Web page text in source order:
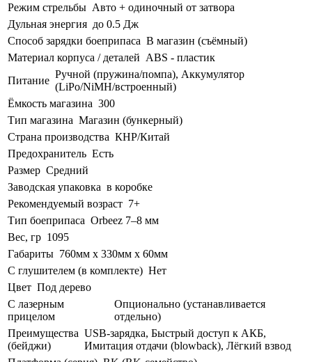
Режим стрельбы Авто + одиночный от затвора
Дульная энергия до 0.5 Дж
Способ зарядки боеприпаса В магазин (съёмный)
Материал корпуса / деталей ABS - пластик
Питание
Ручной (пружина/помпа), Аккумулятор
(LiPo/NiMH/встроенный)
Ёмкость магазина 300
Тип магазина Магазин (бункерный)
Страна производства КНР/Китай
Предохранитель Есть
Размер Средний
Заводская упаковка в коробке
Рекомендуемый возраст 7+
Тип боеприпаса Orbeez 7–8 мм
Вес, гр 1095
Габариты 760мм х 330мм х 60мм
С глушителем (в комплекте) Нет
Цвет Под дерево
С лазерным
прицелом
Опционально (устанавливается
отдельно)
Преимущества
(бейджи)
USB-зарядка, Быстрый доступ к АКБ,
Имитация отдачи (blowback), Лёгкий взвод